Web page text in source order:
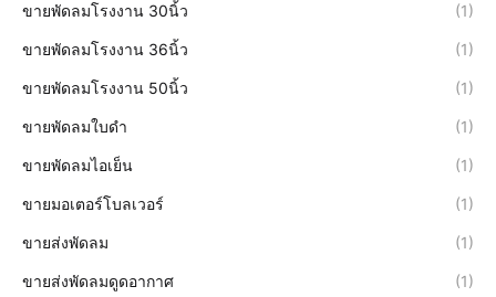
ขายพัดลมโรงงาน 30นิ้ว (1)
ขายพัดลมโรงงาน 36นิ้ว (1)
ขายพัดลมโรงงาน 50นิ้ว (1)
ขายพัดลมใบดำ (1)
ขายพัดลมไอเย็น (1)
ขายมอเตอร์โบลเวอร์ (1)
ขายส่งพัดลม (1)
ขายส่งพัดลมดูดอากาศ (1)